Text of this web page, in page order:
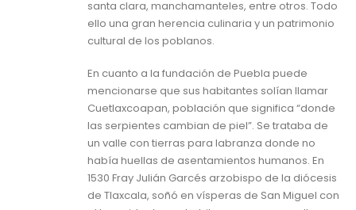
santa clara, manchamanteles, entre otros. Todo
ello una gran herencia culinaria y un patrimonio
cultural de los poblanos.
En cuanto a la fundación de Puebla puede
mencionarse que sus habitantes solían llamar
Cuetlaxcoapan, población que significa “donde
las serpientes cambian de piel”. Se trataba de
un valle con tierras para labranza donde no
había huellas de asentamientos humanos. En
1530 Fray Julián Garcés arzobispo de la diócesis
de Tlaxcala, soñó en vísperas de San Miguel con